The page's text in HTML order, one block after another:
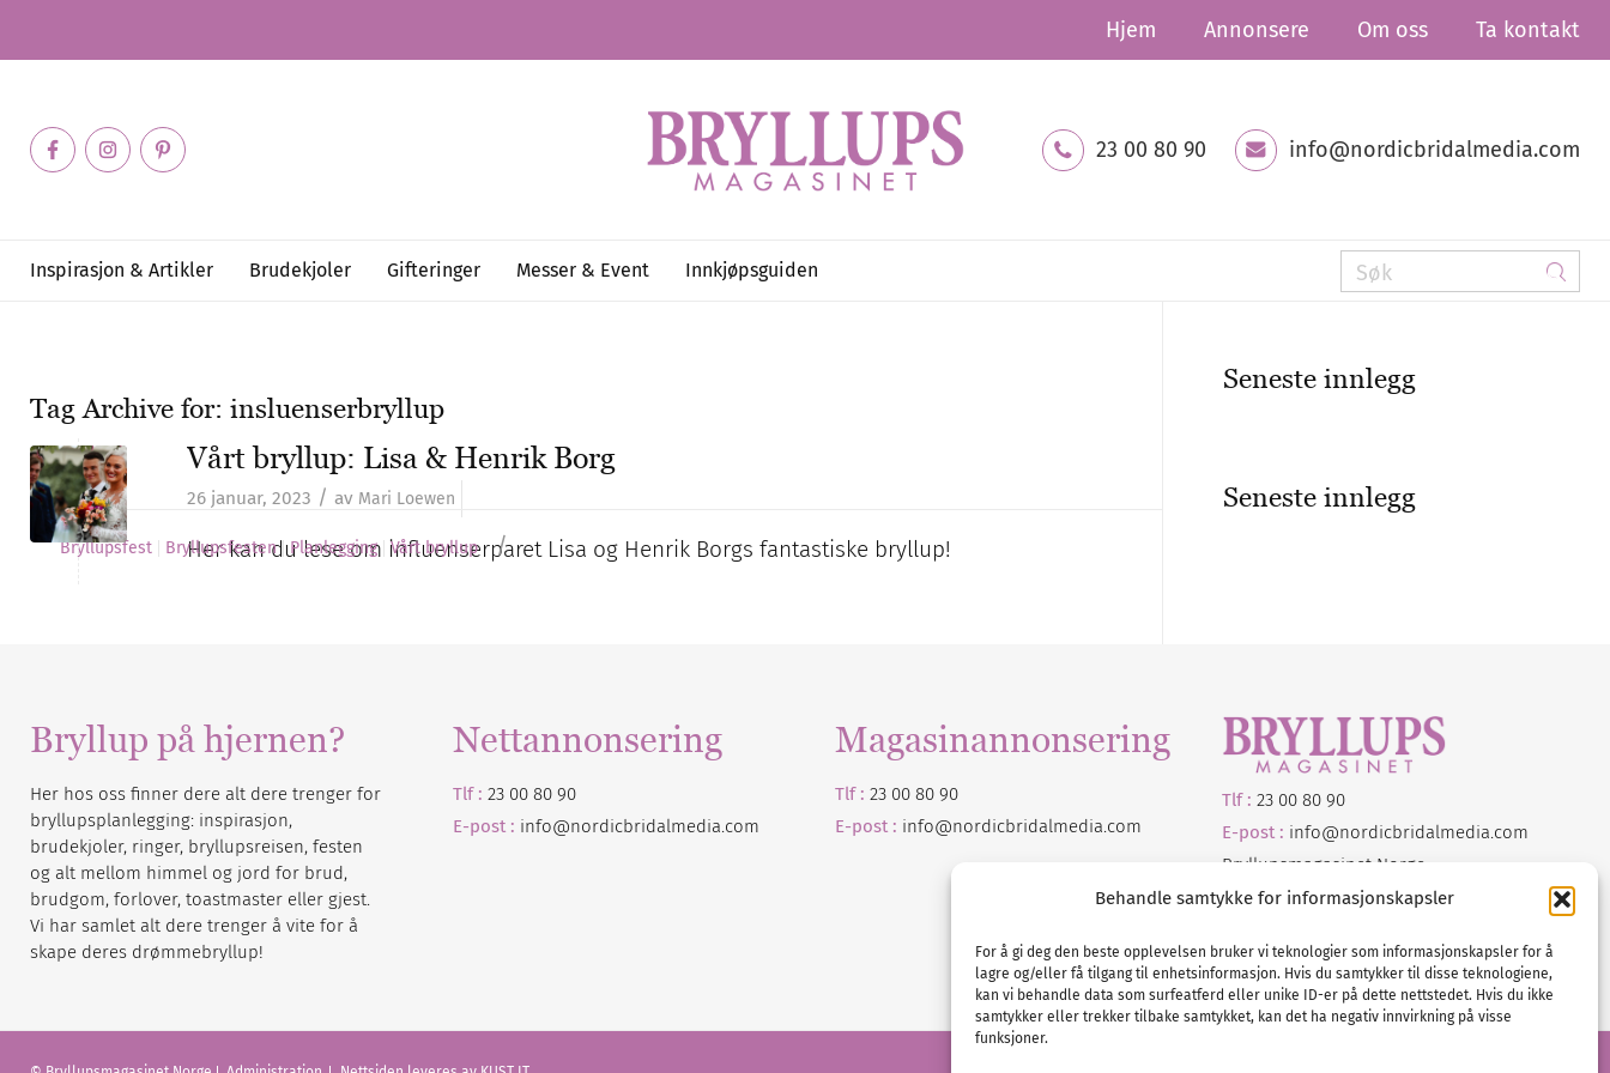
Behandle samtykke for informasjonskapsler
For å gi deg den beste opplevelsen bruker vi teknologier som informasjonskapsler for å
lagre og/eller få tilgang til enhetsinformasjon. Hvis du samtykker til disse teknologiene,
kan vi behandle data som surfeatferd eller unike ID-er på dette nettstedet. Hvis du ikke
samtykker eller trekker tilbake samtykket, kan det ha negativ innvirkning på visse
funksjoner.
Hjem Annonsere Om oss Ta kontakt
23 00 80 90 info@nordicbridalmedia.com
Inspirasjon & Artikler Brudekjoler Gifteringer Messer & Event Innkjøpsguiden
Tag Archive for: insluenserbryllup
Vårt bryllup: Lisa & Henrik Borg
26 januar, 2023 / av Mari Loewen
Her kan du lese om influenserparet Lisa og Henrik Borgs fantastiske bryllup!
Bryllupsfest Bryllupsfesten Planlegging Vårt bryllup /
Seneste innlegg
Seneste innlegg
Bryllup på hjernen?
Her hos oss finner dere alt dere trenger for
bryllupsplanlegging: inspirasjon,
brudekjoler, ringer, bryllupsreisen, festen
og alt mellom himmel og jord for brud,
brudgom, forlover, toastmaster eller gjest.
Vi har samlet alt dere trenger å vite for å
skape deres drømmebryllup!
Nettannonsering
Tlf : 23 00 80 90
E-post : info@nordicbridalmedia.com
Magasinannonsering
Tlf : 23 00 80 90
E-post : info@nordicbridalmedia.com
Tlf : 23 00 80 90
E-post : info@nordicbridalmedia .com
Bryllupsmagasinet Norge
© All rights reserved.